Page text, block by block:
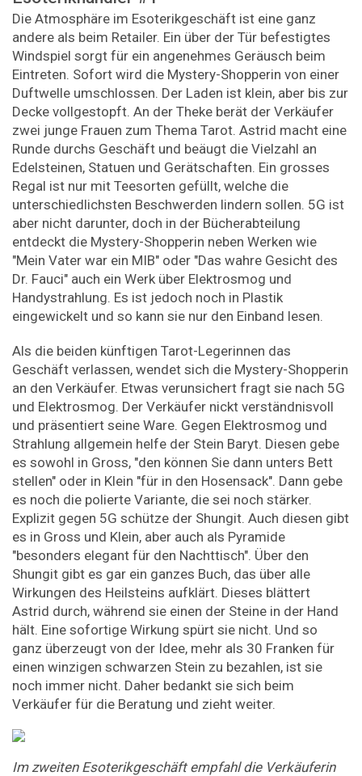
Die Atmosphäre im Esoterikgeschäft ist eine ganz
andere als beim Retailer. Ein über der Tür befestigtes
Windspiel sorgt für ein angenehmes Geräusch beim
Eintreten. Sofort wird die Mystery-Shopperin von einer
Duftwelle umschlossen. Der Laden ist klein, aber bis zur
Decke vollgestopft. An der Theke berät der Verkäufer
zwei junge Frauen zum Thema Tarot. Astrid macht eine
Runde durchs Geschäft und beäugt die Vielzahl an
Edelsteinen, Statuen und Gerätschaften. Ein grosses
Regal ist nur mit Teesorten gefüllt, welche die
unterschiedlichsten Beschwerden lindern sollen. 5G ist
aber nicht darunter, doch in der Bücherabteilung
entdeckt die Mystery-Shopperin neben Werken wie
"Mein Vater war ein MIB" oder "Das wahre Gesicht des
Dr. Fauci" auch ein Werk über Elektrosmog und
Handystrahlung. Es ist jedoch noch in Plastik
eingewickelt und so kann sie nur den Einband lesen.
Als die beiden künftigen Tarot-Legerinnen das
Geschäft verlassen, wendet sich die Mystery-Shopperin
an den Verkäufer. Etwas verunsichert fragt sie nach 5G
und Elektrosmog. Der Verkäufer nickt verständnisvoll
und präsentiert seine Ware. Gegen Elektrosmog und
Strahlung allgemein helfe der Stein Baryt. Diesen gebe
es sowohl in Gross, "den können Sie dann unters Bett
stellen" oder in Klein "für in den Hosensack". Dann gebe
es noch die polierte Variante, die sei noch stärker.
Explizit gegen 5G schütze der Shungit. Auch diesen gibt
es in Gross und Klein, aber auch als Pyramide
"besonders elegant für den Nachttisch". Über den
Shungit gibt es gar ein ganzes Buch, das über alle
Wirkungen des Heilsteins aufklärt. Dieses blättert
Astrid durch, während sie einen der Steine in der Hand
hält. Eine sofortige Wirkung spürt sie nicht. Und so
ganz überzeugt von der Idee, mehr als 30 Franken für
einen winzigen schwarzen Stein zu bezahlen, ist sie
noch immer nicht. Daher bedankt sie sich beim
Verkäufer für die Beratung und zieht weiter.
Im zweiten Esoterikgeschäft empfahl die Verkäuferin